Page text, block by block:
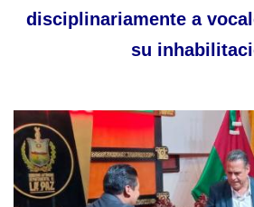
disciplinariamente a
su